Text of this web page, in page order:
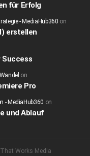
für Erfolg
- MediaHub360 on
erstellen
Success
on
Pro
- MediaHub360 on
und Ablauf
Works Media